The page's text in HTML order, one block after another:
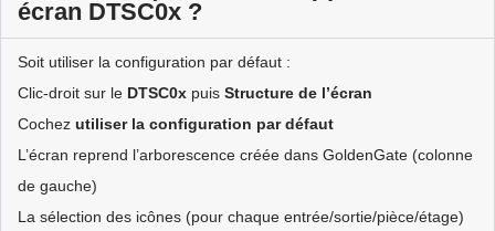
écran DTSC0x ?
Soit utiliser la configuration par défaut :
Clic-droit sur le DTSC0x puis Structure de l’écran
Cochez utiliser la configuration par défaut
L’écran reprend l’arborescence créée dans GoldenGate (colonne
de gauche)
La sélection des icônes (pour chaque entrée/sortie/pièce/étage)